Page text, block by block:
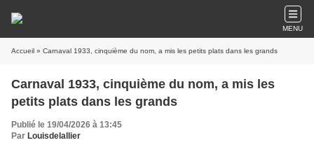
MENU
Accueil » Carnaval 1933, cinquième du nom, a mis les petits plats dans les grands
Carnaval 1933, cinquième du nom, a mis les
petits plats dans les grands
Publié le 19/04/2026 à 13:45
Par Louisdelallier